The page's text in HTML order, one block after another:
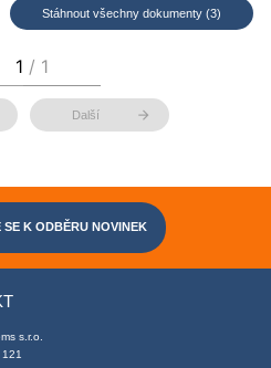
Stáhnout všechny dokumenty (3)
Další arrow_forward
SE K ODBĚRU NOVINEK
s.r.o.